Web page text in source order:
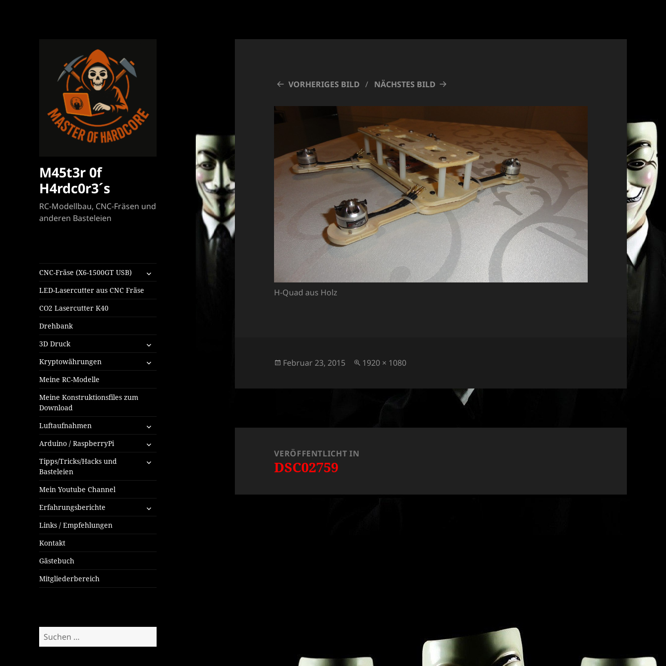
M45t3r 0f
H4rdc0r3´s
RC-Modellbau, CNC-Fräsen und
anderen Basteleien
CNC-Fräse (X6-1500GT USB)
untermenü
öffnen
LED-Lasercutter aus CNC Fräse
CO2 Lasercutter K40
Drehbank
3D Druck
untermenü
öffnen
Kryptowährungen
untermenü
öffnen
Meine RC-Modelle
Meine Konstruktionsfiles zum
Download
Luftaufnahmen
untermenü
öffnen
Arduino / RaspberryPi
untermenü
öffnen
Tipps/Tricks/Hacks und
Basteleien
untermenü
Mein Youtube Channel
Erfahrungsberichte
untermenü
öffnen
Links / Empfehlungen
Kontakt
Gästebuch
Mitgliederbereich
Suchen
nach:
VORHERIGES BILD NÄCHSTES BILD
H-Quad aus Holz
Veröffentlicht
Februar 23, 2015 Originalgröße
1920 × 1080
VERÖFFENTLICHT IN
DSC02759